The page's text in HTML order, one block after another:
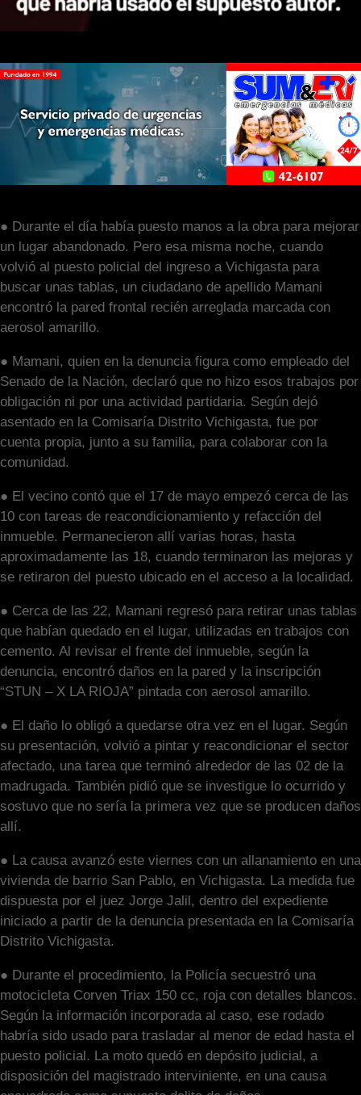
● Durante el día había puesto manos a la obra para mejorar
un lugar abandonado. Pero esa misma noche, cuando
volvió al puesto policial del ingreso a Vichigasta para
buscar unas tablas, un ciudadano de apellido Mamani
encontró la pared frontal recién arreglada marcada con
aerosol amarillo.
● Mamani, quien en la denuncia figura como empleado del
Senado de la Nación, declaró que no hizo esos trabajos por
obligación ni por una actividad partidaria. Según dejó
asentado en la Comisaría Distrito Vichigasta, fue por
cuenta propia, junto a su familia, para colaborar con la
comunidad.
● El vecino contó que el 17 de mayo empezó cerca de las
10 con tareas de reacondicionamiento y refacción del
inmueble. Permanecieron allí varias horas, hasta
aproximadamente las 18, cuando terminaron las mejoras y
se retiraron del puesto ubicado en el acceso a la localidad.
● Cerca de las 22, Mamani regresó para retirar unas tablas
que habían quedado en el lugar, utilizadas en trabajos con
cemento. Al revisar el frente del inmueble, según la
denuncia, encontró daños en la pared y la inscripción
“STUN – X LA RIOJA” pintada con aerosol amarillo.
● El daño lo obligó a quedarse otra vez en el lugar. Según
su presentación, volvió a pintar y reacondicionar el sector
afectado, una tarea que terminó alrededor de las 02 de la
madrugada. También pidió que se investigue lo ocurrido y
sostuvo que no sería la primera vez que se producen daños
allí.
● La causa avanzó este viernes con un allanamiento en una
vivienda de barrio San Pablo, en Vichigasta. La medida fue
dispuesta por el juez Jorge Jalil, dentro del expediente
iniciado a partir de la denuncia presentada en la Comisaría
Distrito Vichigasta.
● Durante el procedimiento, la Policía secuestró una
motocicleta Corven Triax 150 cc, roja con detalles blancos.
Según la información incorporada al caso, ese rodado
habría sido usado para trasladar al menor de edad hasta el
puesto policial. La moto quedó en depósito judicial, a
disposición del magistrado interviniente, en una causa